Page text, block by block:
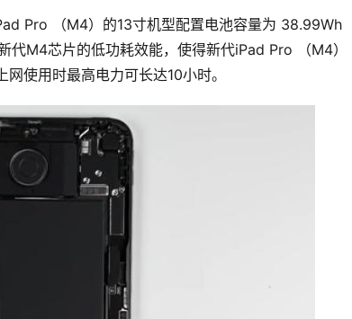
Pro （M4）的13寸机型配置电池容量为 38.99Wh
M4芯片的低功耗效能，使得新代iPad Pro （M4）
使用时最高电力可长达10小时。